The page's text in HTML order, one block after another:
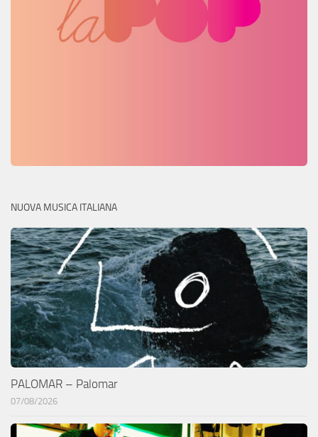
NUOVA MUSICA ITALIANA
PALOMAR – Palomar
07/08/2026